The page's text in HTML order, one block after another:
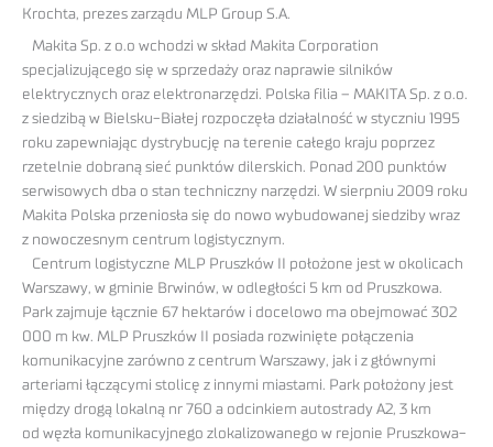
Krochta, prezes zarządu MLP Group S.A.
Makita Sp. z o.o wchodzi w skład Makita Corporation
specjalizującego się w sprzedaży oraz naprawie silników
elektrycznych oraz elektronarzędzi. Polska filia – MAKITA Sp. z o.o.
z siedzibą w Bielsku-Białej rozpoczęła działalność w styczniu 1995
roku zapewniając dystrybucję na terenie całego kraju poprzez
rzetelnie dobraną sieć punktów dilerskich. Ponad 200 punktów
serwisowych dba o stan techniczny narzędzi. W sierpniu 2009 roku
Makita Polska przeniosła się do nowo wybudowanej siedziby wraz
z nowoczesnym centrum logistycznym.
Centrum logistyczne MLP Pruszków II położone jest w okolicach
Warszawy, w gminie Brwinów, w odległości 5 km od Pruszkowa.
Park zajmuje łącznie 67 hektarów i docelowo ma obejmować 302
000 m kw. MLP Pruszków II posiada rozwinięte połączenia
komunikacyjne zarówno z centrum Warszawy, jak i z głównymi
arteriami łączącymi stolicę z innymi miastami. Park położony jest
między drogą lokalną nr 760 a odcinkiem autostrady A2, 3 km
od węzła komunikacyjnego zlokalizowanego w rejonie Pruszkowa-